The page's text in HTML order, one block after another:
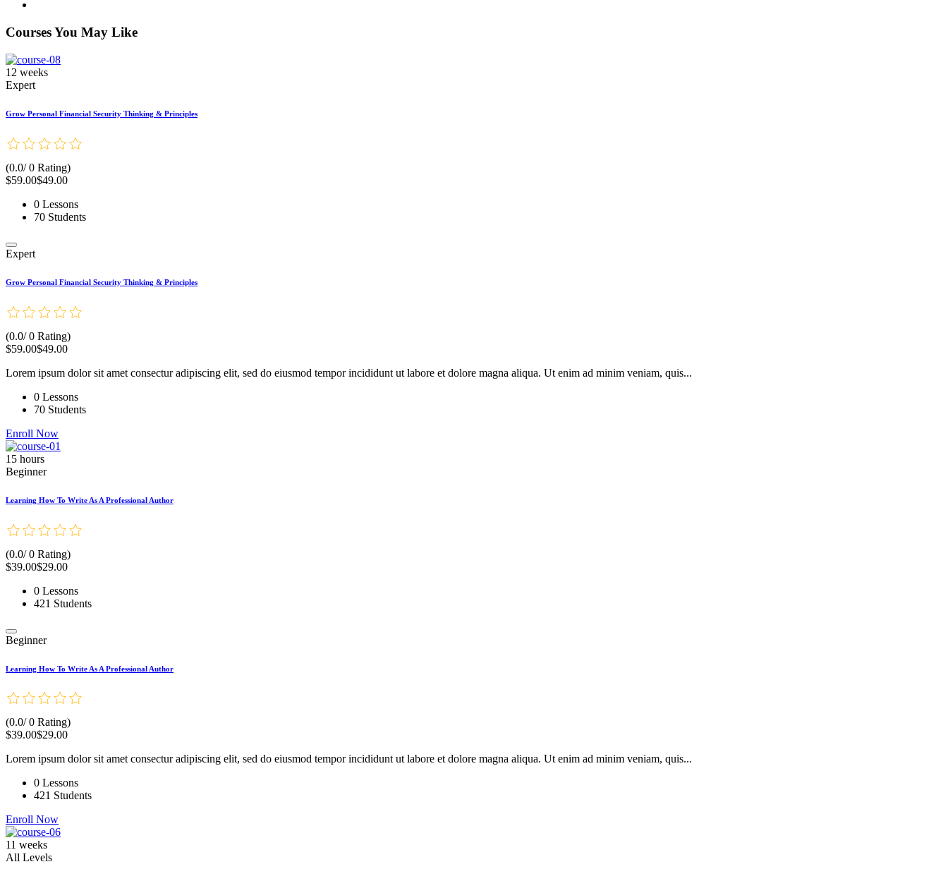
Courses You May Like
12 weeks
Expert
Grow Personal Financial Security Thinking & Principles
(0.0/ 0 Rating)
$59.00$49.00
0 Lessons
70 Students
Expert
Grow Personal Financial Security Thinking & Principles
(0.0/ 0 Rating)
$59.00$49.00
Lorem ipsum dolor sit amet consectur adipiscing elit, sed do eiusmod tempor incididunt ut labore et dolore magna aliqua. Ut enim ad minim veniam, quis...
0 Lessons
70 Students
Enroll Now
15 hours
Beginner
Learning How To Write As A Professional Author
(0.0/ 0 Rating)
$39.00$29.00
0 Lessons
421 Students
Beginner
Learning How To Write As A Professional Author
(0.0/ 0 Rating)
$39.00$29.00
Lorem ipsum dolor sit amet consectur adipiscing elit, sed do eiusmod tempor incididunt ut labore et dolore magna aliqua. Ut enim ad minim veniam, quis...
0 Lessons
421 Students
Enroll Now
11 weeks
All Levels